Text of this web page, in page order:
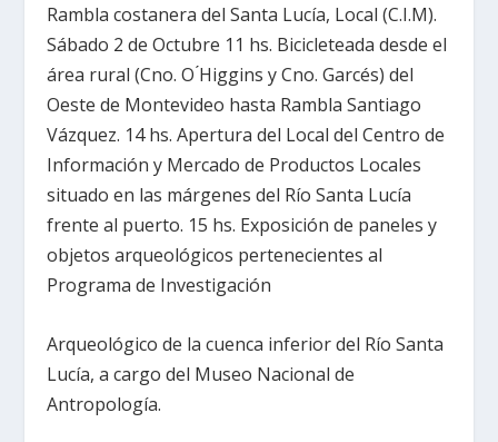
Rambla costanera del Santa Lucía, Local (C.I.M).
Sábado 2 de Octubre 11 hs. Bicicleteada desde el
área rural (Cno. O ́Higgins y Cno. Garcés) del
Oeste de Montevideo hasta Rambla Santiago
Vázquez. 14 hs. Apertura del Local del Centro de
Información y Mercado de Productos Locales
situado en las márgenes del Río Santa Lucía
frente al puerto. 15 hs. Exposición de paneles y
objetos arqueológicos pertenecientes al
Programa de Investigación
Arqueológico de la cuenca inferior del Río Santa
Lucía, a cargo del Museo Nacional de
Antropología.